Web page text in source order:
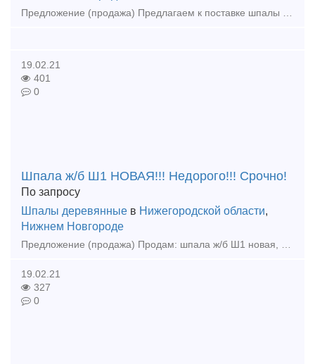
19.02.21
401
0
Шпала ж/б Ш1 НОВАЯ!!! Недорого!!! Срочно!
По запросу
Шпалы деревянные в Нижегородской области,
Нижнем Новгороде
19.02.21
327
0